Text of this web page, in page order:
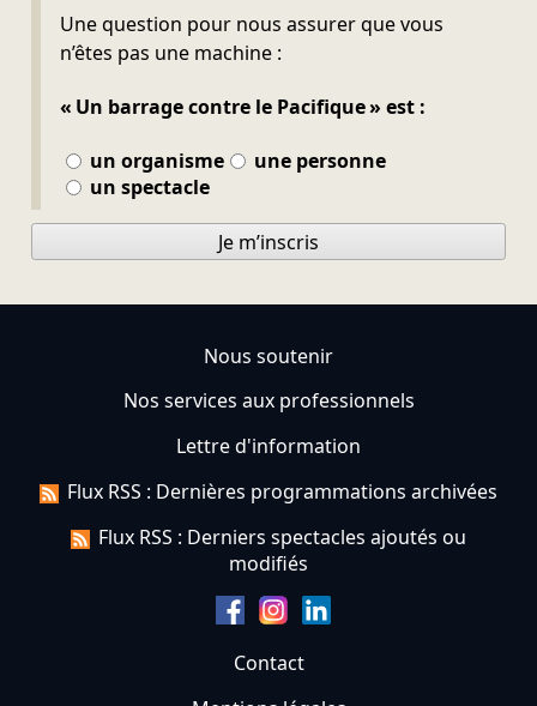
Une question pour nous assurer que vous
n’êtes pas une machine :
« Un barrage contre le Pacifique » est :
un organisme
une personne
un spectacle
Ne pas remplir
Je m’inscris
Nous soutenir
Nos services aux professionnels
Lettre d'information
Flux RSS : Dernières programmations archivées
Flux RSS : Derniers spectacles ajoutés ou
modifiés
Contact